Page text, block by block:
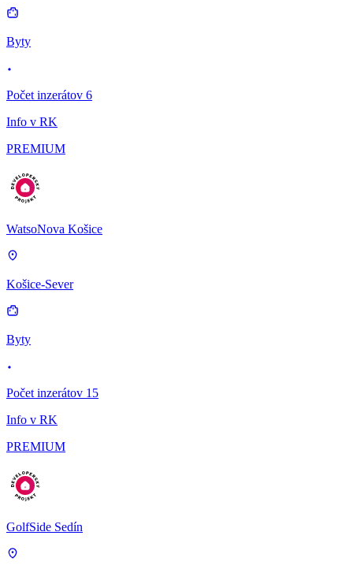
Byty
Počet inzerátov 6
Info v RK
PREMIUM
WatsoNova Košice
Košice-Sever
Byty
Počet inzerátov 15
Info v RK
PREMIUM
GolfSide Sedín